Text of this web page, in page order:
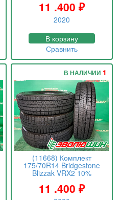
11 .400₽
2020
В корзину
Сравнить
(11668) Комплект
175/70R14 Bridgestone
Blizzak VRX2 10%
11 .400₽
В НАЛИЧИИ 1